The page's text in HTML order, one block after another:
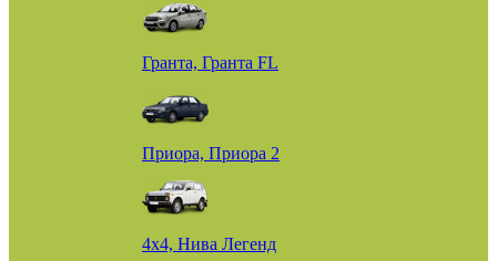
Гранта, Гранта FL
Приора, Приора 2
4х4, Нива Легенд